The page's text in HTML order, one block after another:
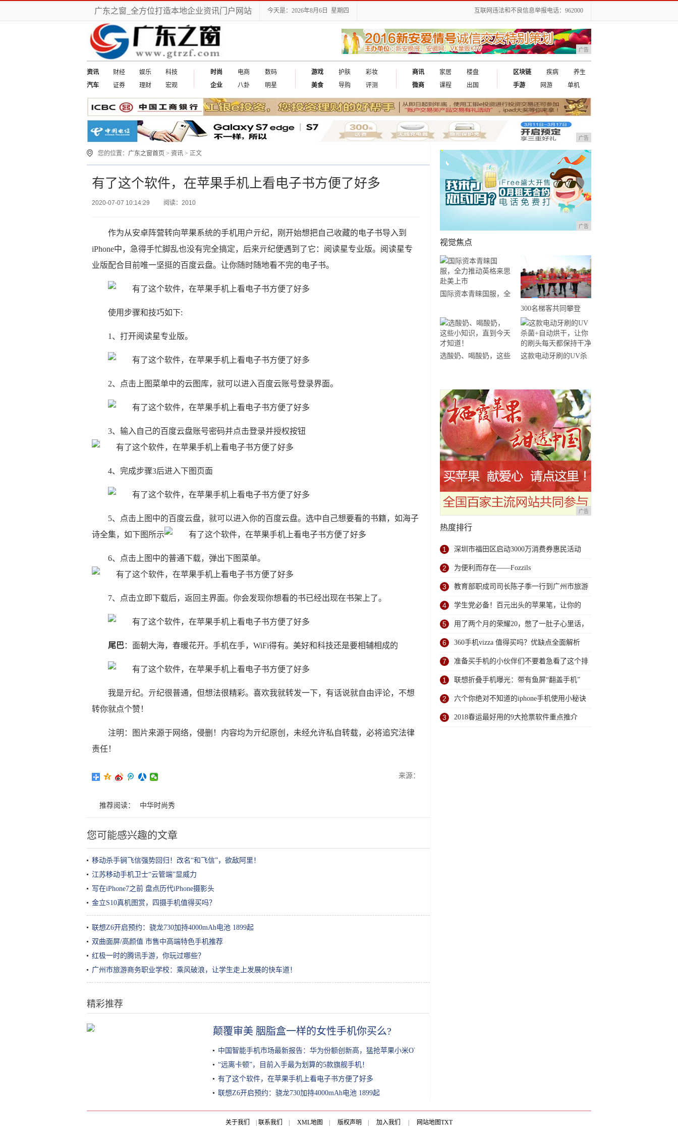
广东之窗_全方位打造本地企业资讯门户网站 今天是：2026年8月6日 星期四 互联网违法和不良信息举报电话：962000
广告
资讯 财经 娱乐
科技
汽车
证券 理财 宏观
时尚 电商
数码
企业
八卦 明星
游戏 护肤
彩妆
美食
导购 评测
商讯 家居
楼盘
微商
课程 出国
区块链 疾病
养生
手游
网游 单机
广告
您的位置： 广东之窗首页 > 资讯 > 正文
有了这个软件，在苹果手机上看电子书方便了好多
2020-07-07 10:14:29 阅读：2010
作为从安卓阵营转向苹果系统的手机用户亓纪，刚开始想把自己收藏的电子书导入到
iPhone中，急得手忙脚乱也没有完全搞定，后来亓纪便遇到了它：阅读星专业版。阅读星专
业版配合目前唯一坚挺的百度云盘。让你随时随地看不完的电子书。
使用步骤和技巧如下:
1、打开阅读星专业版。
2、点击上图菜单中的云图库，就可以进入百度云账号登录界面。
3、输入自己的百度云盘账号密码并点击登录并授权按钮
4、完成步骤3后进入下图页面
5、点击上图中的百度云盘，就可以进入你的百度云盘。选中自己想要看的书籍，如海子
诗全集，如下图所示
6、点击上图中的普通下载，弹出下图菜单。
7、点击立即下载后，返回主界面。你会发现你想看的书已经出现在书架上了。
尾巴：面朝大海，春暖花开。手机在手，WiFi得有。美好和科技还是要相辅相成的
我是亓纪。亓纪很普通，但想法很精彩。喜欢我就转发一下，有话说就自由评论，不想
转你就点个赞！
注明：图片来源于网络，侵删！内容均为亓纪原创，未经允许私自转载，必将追究法律
责任！
来源：
推荐阅读： 中华时尚秀
您可能感兴趣的文章
移动杀手锏飞信强势回归！改名“和飞信”，欲敌阿里！
江苏移动手机卫士“云管端”显威力
写在iPhone7之前 盘点历代iPhone摄影头
金立S10真机图赏，四摄手机值得买吗？
联想Z6开启预约：骁龙730加持4000mAh电池 1899起
双曲面屏/高颜值 市售中高端特色手机推荐
红极一时的腾讯手游，你玩过哪些？
广州市旅游商务职业学校：乘风破浪，让学生走上发展的快车道！
精彩推荐
日本姑娘炸“树叶”卖，生意超火
颠覆审美 胭脂盒一样的女性手机你买么?
中国智能手机市场最新报告：华为份额创新高，猛抢苹果小米OV用户
“远离卡顿”，目前入手最为划算的5款旗舰手机！
有了这个软件，在苹果手机上看电子书方便了好多
联想Z6开启预约：骁龙730加持4000mAh电池 1899起
广告
视觉焦点
国际资本青睐国服，全
市
300名梯客共同攀登
2019国际垂直马拉松超
级精英赛顺德海骏达中
心站欢乐开跑
选酸奶、喝酸奶，这些
这款电动牙刷的UV杀
广告
热度排行
1 深圳市福田区启动3000万消费券惠民活动
2 为便利而存在——Fozzils
3 教育部职成司司长陈子季一行到广州市旅游
商务职业学校考察调研
4 学生党必备！百元出头的苹果笔，让你的
iPad成为学习神器
5 用了两个月的荣耀20，憋了一肚子心里话，
今天终于一吐为快
6 360手机vizza 值得买吗？优缺点全面解析
7 准备买手机的小伙伴们不要着急看了这个排
行榜再决定买哪款手机吧
1 联想折叠手机曝光：带有鱼屏“翻盖手机”
2 六个你绝对不知道的iphone手机使用小秘诀
3 2018春运最好用的9大抢票软件重点推介
关于我们 联系我们 XML地图 版权声明 加入我们 网站地图TXT